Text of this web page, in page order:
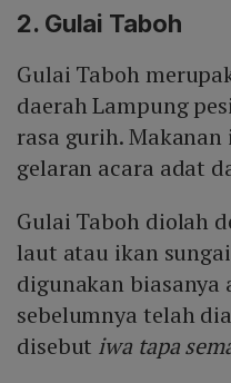
2. Gulai Taboh
Gulai Taboh
daerah Lampung
rasa gurih.
gelaran acara adat
Gulai Taboh diolah
laut atau ikan
digunakan
sebelumnya telah
disebut iwa tapa